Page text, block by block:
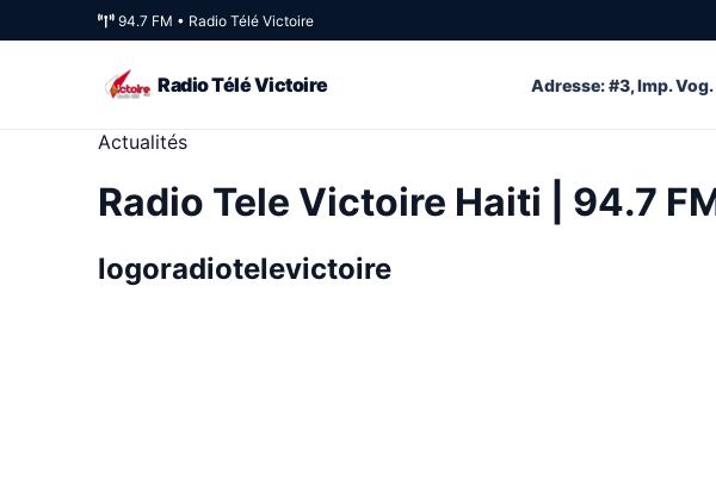
94.7 FM • Radio Télé Victoire
Radio Télé Victoire Adresse: #3, Imp.
Actualités
Radio Tele Victoire Haiti | 94.7
logoradiotelevictoire